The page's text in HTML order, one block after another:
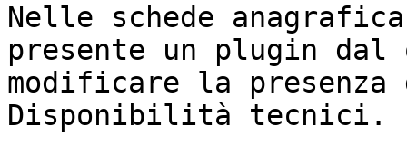
Nelle schede
presente un plugin
modificare la
Disponibilità tecnici.